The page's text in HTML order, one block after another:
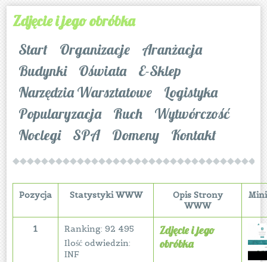
Zdjęcie i jego obróbka
Start
Organizacje
Aranżacja
Budynki
Oświata
E-Sklep
Narzędzia Warsztatowe
Logistyka
Popularyzacja
Ruch
Wytwórczość
Noclegi
SPA Domeny Kontakt
Pozycja Statystyki WWW
Opis Strony
WWW
1
Ranking: 92 495
Ilość odwiedzin:
INF
Zdjęcie i jego
obróbka